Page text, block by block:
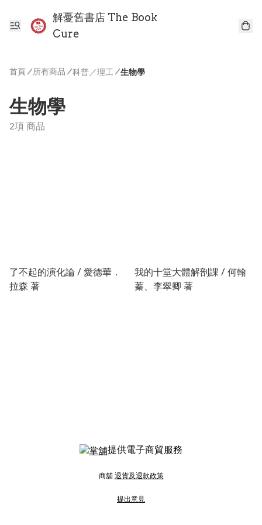
解憂舊書店 The Book
Cure
首頁/ 所有商品 /科普／理工 /生物學
生物學
2項 商品
了不起的演化論 / 愛德華．
拉森 著
我的十堂大體解剖課 / 何翰
蓁、李翠卿 著
提供電子商貿服務
商舖 退貨及退款政策
提出意見